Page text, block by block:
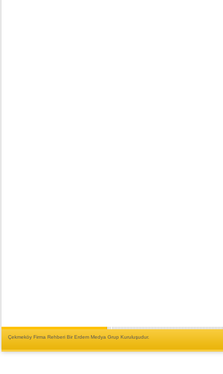
Çekmeköy Firma Rehberi Bir Erdem Medya Grup Kuruluşudur.